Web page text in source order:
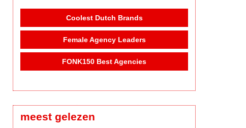
Coolest Dutch Brands
Female Agency Leaders
FONK150 Best Agencies
meest gelezen